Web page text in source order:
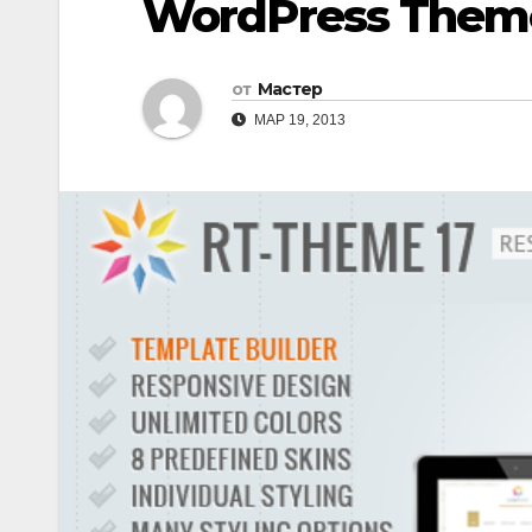
WordPress
от Мастер
МАР 19, 2013